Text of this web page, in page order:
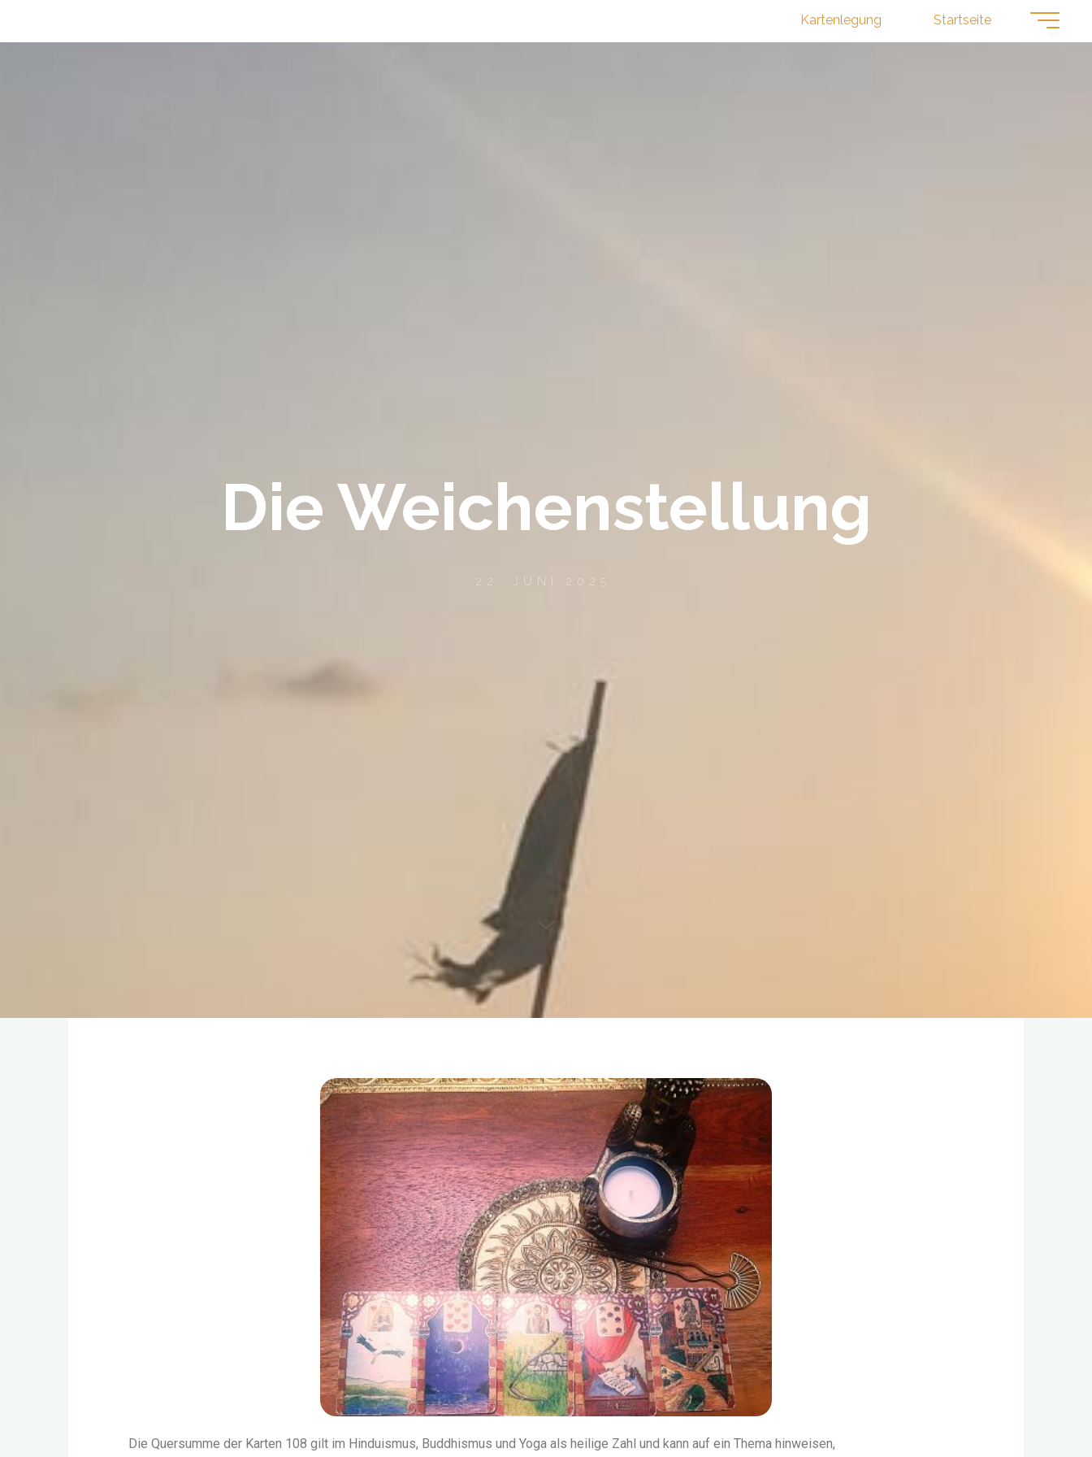
Kartenlegung Startseite
Die Weichenstellung
22. JUNI 2025
Die Quersumme der Karten 108 gilt im Hinduismus, Buddhismus und Yoga als heilige Zahl und kann auf ein Thema hinweisen,